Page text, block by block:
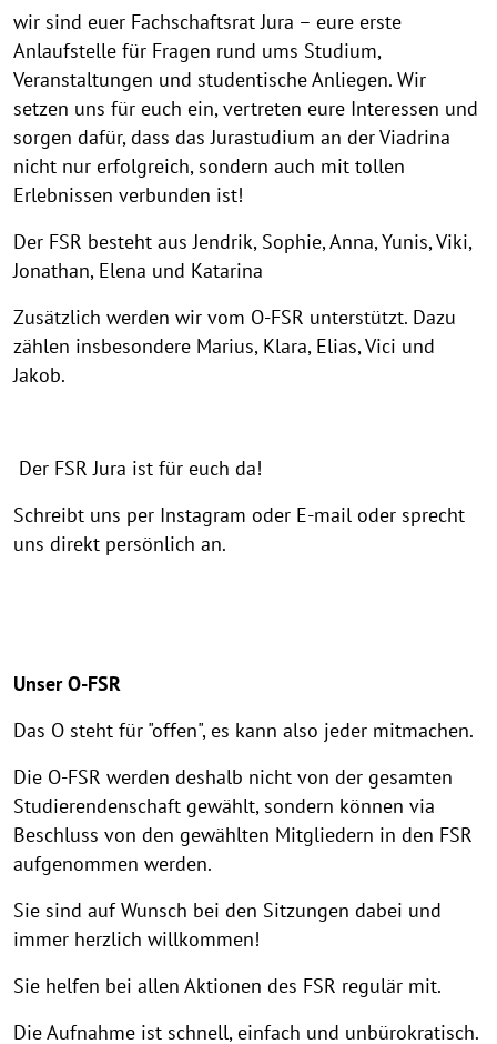
wir sind euer Fachschaftsrat Jura – eure erste
Anlaufstelle für Fragen rund ums Studium,
Veranstaltungen und studentische Anliegen. Wir
setzen uns für euch ein, vertreten eure Interessen und
sorgen dafür, dass das Jurastudium an der Viadrina
nicht nur erfolgreich, sondern auch mit tollen
Erlebnissen verbunden ist!
Der FSR besteht aus Jendrik, Sophie, Anna, Yunis, Viki,
Jonathan, Elena und Katarina
Zusätzlich werden wir vom O-FSR unterstützt. Dazu
zählen insbesondere Marius, Klara, Elias, Vici und
Jakob.
Der FSR Jura ist für euch da!
Schreibt uns per Instagram oder E-mail oder sprecht
uns direkt persönlich an.
Unser O-FSR
Das O steht für "offen", es kann also jeder mitmachen.
Die O-FSR werden deshalb nicht von der gesamten
Studierendenschaft gewählt, sondern können via
Beschluss von den gewählten Mitgliedern in den FSR
aufgenommen werden.
Sie sind auf Wunsch bei den Sitzungen dabei und
immer herzlich willkommen!
Sie helfen bei allen Aktionen des FSR regulär mit.
Die Aufnahme ist schnell, einfach und unbürokratisch.